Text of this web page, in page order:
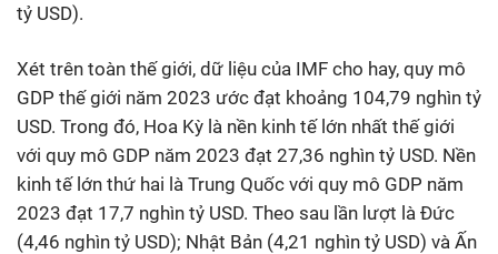
tỷ USD).
Xét trên toàn thế giới, dữ liệu của IMF cho hay, quy mô
GDP thế giới năm 2023 ước đạt khoảng 104,79 nghìn tỷ
USD. Trong đó, Hoa Kỳ là nền kinh tế lớn nhất thế giới
với quy mô GDP năm 2023 đạt 27,36 nghìn tỷ USD. Nền
kinh tế lớn thứ hai là Trung Quốc với quy mô GDP năm
2023 đạt 17,7 nghìn tỷ USD. Theo sau lần lượt là Đức
(4,46 nghìn tỷ USD); Nhật Bản (4,21 nghìn tỷ USD) và Ấn